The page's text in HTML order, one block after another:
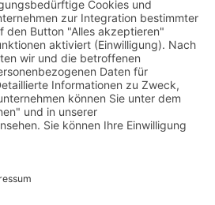
L/M/S